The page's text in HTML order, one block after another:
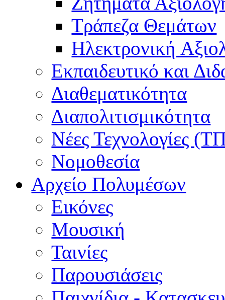
Τράπεζα Θεμάτων
Hλεκτρονική
Εκπαιδευτικό και
Διαθεματικότητα
Διαπολιτισμικότητα
Νέες Τεχνολογίες
Νομοθεσία
Αρχείο Πολυμέσων
Εικόνες
Μουσική
Ταινίες
Παρουσιάσεις